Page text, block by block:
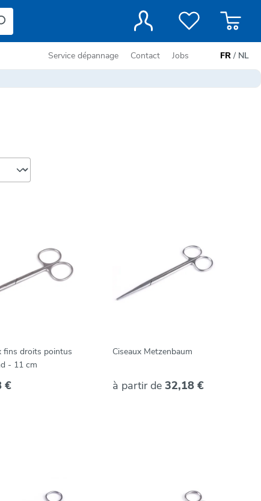
Service dépannage Contact Jobs FR / NL
fins droits pointus
- 11 cm
€
Ciseaux Metzenbaum
à partir de 32,18 €